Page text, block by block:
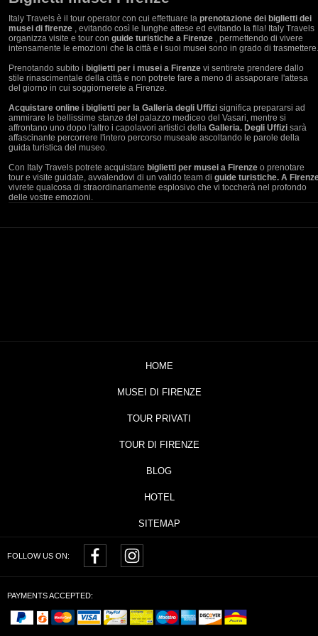
Italy Travels è il tour operator con cui effettuare la prenotazione dei biglietti dei
musei di firenze , evitando così le lunghe attese ed evitando la fila! Italy Travels
organizza visite e tour con guide turistiche a Firenze , permettendo di vivere
intensamente le emozioni che la città e i suoi musei sono in grado di trasmettere.
Prenotando subito i biglietti per i musei a Firenze vi sentirete prendere dallo
stile rinascimentale della città e non potrete fare a meno di assaporare l'attesa
del giorno in cui soggiornerete a Firenze.
Acquistare online i biglietti per la Galleria degli Uffizi significa prepararsi ad
ammirare le bellissime stanze del palazzo mediceo del Vasari, mentre si
affrontano uno dopo l'altro i capolavori artistici della Galleria. Degli Uffizi sarà
affascinante percorrere l'intero percorso museale ascoltando le parole della
guida turistica del museo.
Con Italy Travels potrete acquistare biglietti per musei a Firenze o prenotare
tour e visite guidate, avvalendovi di un valido team di guide turistiche. A
vivrete qualcosa di straordinariamente esplosivo che vi toccherà nel profondo
delle vostre emozioni.
HOME
MUSEI DI FIRENZE
TOUR PRIVATI
TOUR DI FIRENZE
BLOG
HOTEL
SITEMAP
FOLLOW US ON:
PAYMENTS ACCEPTED: